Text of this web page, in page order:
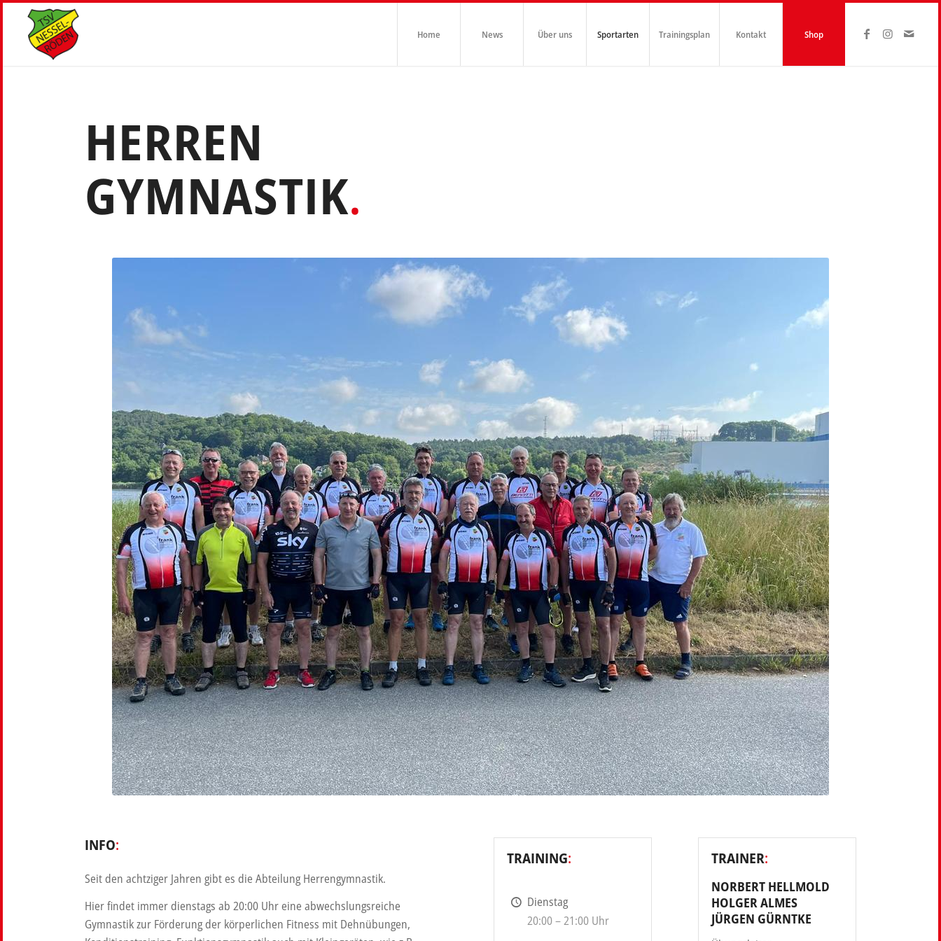
Home News Über uns Sportarten Trainingsplan Kontakt Shop
HERREN
GYMNASTIK.
INFO:
Seit den achtziger Jahren gibt es die Abteilung Herrengymnastik.
Hier findet immer dienstags ab 20:00 Uhr eine abwechslungsreiche
Gymnastik zur Förderung der körperlichen Fitness mit Dehnübungen,
TRAINING:
Dienstag
20:00 – 21:00 Uhr
TRAINER:
NORBERT HELLMOLD
HOLGER ALMES
JÜRGEN GÜRNTKE